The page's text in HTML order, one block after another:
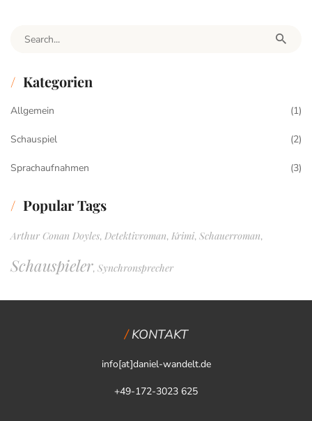
Search for:
Kategorien
Allgemein (1)
Schauspiel (2)
Sprachaufnahmen (3)
Popular Tags
Arthur Conan Doyles, Detektivroman, Krimi, Schauerroman,
Schauspieler, Synchronsprecher
KONTAKT
info[at]daniel-wandelt.de
+49-172-3023 625